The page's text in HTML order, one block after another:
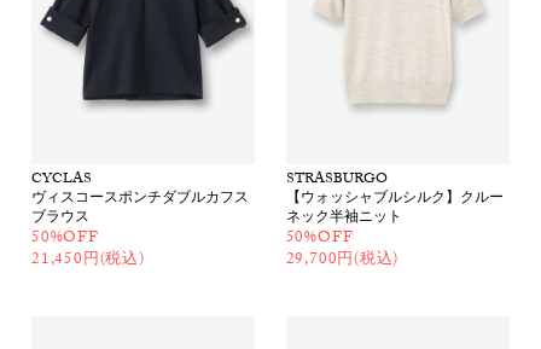
CYCLAS
ヴィスコースポンチダブルカフス
ブラウス
50%OFF
21,450円(税込)
STRASBURGO
【ウォッシャブルシルク】クルー
ネック半袖ニット
50%OFF
29,700円(税込)